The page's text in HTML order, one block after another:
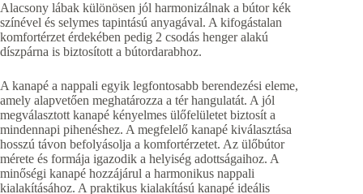
Alacsony lábak különösen jól harmonizálnak a bútor kék
színével és selymes tapintású anyagával. A kifogástalan
komfortérzet érdekében pedig 2 csodás henger alakú
díszpárna is biztosított a bútordarabhoz.
A kanapé a nappali egyik legfontosabb berendezési eleme,
amely alapvetően meghatározza a tér hangulatát. A jól
megválasztott kanapé kényelmes ülőfelületet biztosít a
mindennapi pihenéshez. A megfelelő kanapé kiválasztása
hosszú távon befolyásolja a komfortérzetet. Az ülőbútor
mérete és formája igazodik a helyiség adottságaihoz. A
minőségi kanapé hozzájárul a harmonikus nappali
kialakításához. A praktikus kialakítású kanapé ideális